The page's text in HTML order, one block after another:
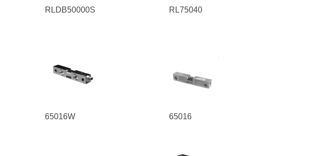
RLDB50000S RL75040
65016W 65016